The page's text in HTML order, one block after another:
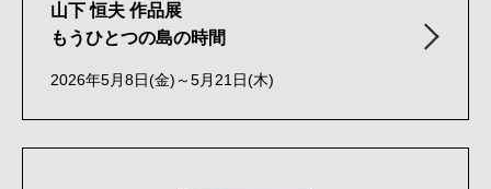
山下 恒夫 作品展
もうひとつの島の時間
2026年5月8日(金)～5月21日(木)